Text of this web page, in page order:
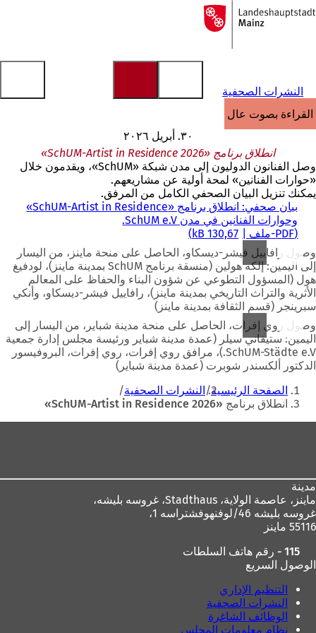
الانتقال إلى المحتوى
إلى
الصفحة
النشرات الصحفية
القراءة بصوت عالٍ
٣٠. أبريل ٢٠٢٦
انطلاق برنامج «SchUM-Artist in Residence 2026»
وصل الفنانون الدوليون إلى مدن شبكة «SchUM»، ويقدمون خلال
«حوارات الفنانين» لمحة أولية عن مشاريعهم.
يمكنك تنزيل البيان الصحفي الكامل من المرفق.
بيان صحفي: انطلاق برنامج «SchUM-Artist in Residence»
وحوارات الفنانين في مدن SchUM e.V.
PDF-ملف
130,67 kB
وصول رافاييل فيشر-ديسكاو، الحاصل على منحة ماينز، من اليسار
إلى اليمين: إلكه هولين (منسقة برنامج SchUM بمدينة ماينز)، لودفيغ
هول (المسؤول التطوعي عن شؤون البناء والحفاظ على المعالم
الأثرية والتراث التاريخي بمدينة ماينز)، رافاييل فيشر-ديسكاو، وأنكي
سبرينجر (قسم الثقافة بمدينة ماينز)
وصول روي إفرات، الحاصل على منحة مدينة شباير، من اليسار إلى
اليمين: ستيفاني سيلر (عمدة مدينة شباير ورئيسة مجلس إدارة جمعية
SchUM-Städte e.V.)، مرافق روي إفرات، روي إفرات، البروفيسور
الدكتور ألكسندر شوبرت (عمدة مدينة شباير)
أنت
هنا
الصفحة الرئيسية
النشرات الصحفية
انطلاق برنامج «SchUM-Artist in Residence 2026»
مدينة
ماينز، عاصمة الولاية،
غروسه بليشه 46/لوفنهوفشتراسه 1،
55116 ماينز
115 - رقم هاتف السلطات
الوصول السريع
التنظيم الإداري
النشرات الصحفية
الوظائف الشاغرة
نظام معلومات المجلس